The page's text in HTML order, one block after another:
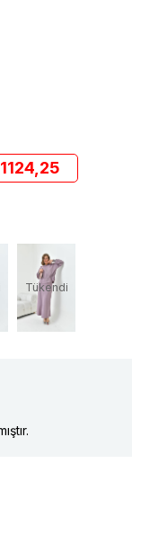
Tükendi